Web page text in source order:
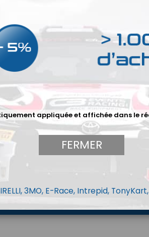
appliquée et affichée dans le
FERMER
3MO, E-Race, Intrepid, TonyKart,